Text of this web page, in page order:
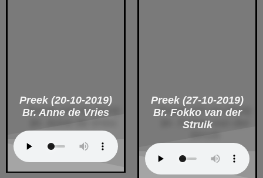
Preek (20-10-2019)
Br. Anne de Vries
Preek (27-10-2019)
Br. Fokko van der
Struik